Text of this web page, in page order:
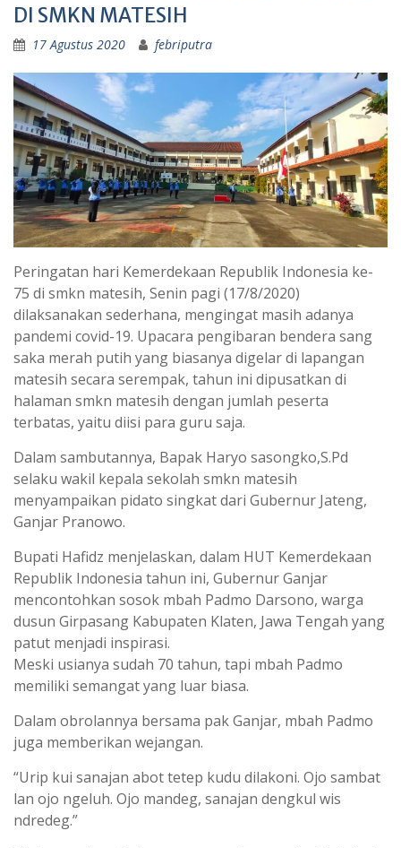
DI SMKN MATESIH
17 Agustus 2020 febriputra
Peringatan hari Kemerdekaan Republik Indonesia ke-
75 di smkn matesih, Senin pagi (17/8/2020)
dilaksanakan sederhana, mengingat masih adanya
pandemi covid-19. Upacara pengibaran bendera sang
saka merah putih yang biasanya digelar di lapangan
matesih secara serempak, tahun ini dipusatkan di
halaman smkn matesih dengan jumlah peserta
terbatas, yaitu diisi para guru saja.
Dalam sambutannya, Bapak Haryo sasongko,S.Pd
selaku wakil kepala sekolah smkn matesih
menyampaikan pidato singkat dari Gubernur Jateng,
Ganjar Pranowo.
Bupati Hafidz menjelaskan, dalam HUT Kemerdekaan
Republik Indonesia tahun ini, Gubernur Ganjar
mencontohkan sosok mbah Padmo Darsono, warga
dusun Girpasang Kabupaten Klaten, Jawa Tengah yang
patut menjadi inspirasi.
Meski usianya sudah 70 tahun, tapi mbah Padmo
memiliki semangat yang luar biasa.
Dalam obrolannya bersama pak Ganjar, mbah Padmo
juga memberikan wejangan.
“Urip kui sanajan abot tetep kudu dilakoni. Ojo sambat
lan ojo ngeluh. Ojo mandeg, sanajan dengkul wis
ndredeg.”